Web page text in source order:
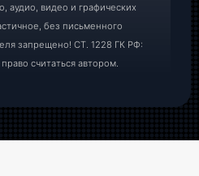
аудио, видео и графических
без письменного
запрещено! СТ. 1228 ГК РФ:
считаться автором.